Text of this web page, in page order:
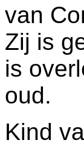
van
Zij is
is
oud.
Kind